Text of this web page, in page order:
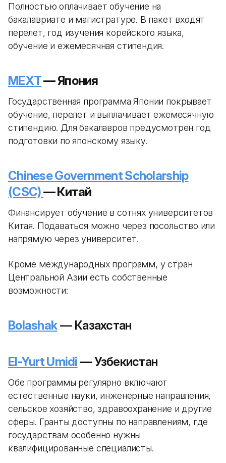
Полностью оплачивает обучение на
бакалавриате и магистратуре. В пакет входят
перелет, год изучения корейского языка,
обучение и ежемесячная стипендия.
MEXT— Япония
Государственная программа Японии покрывает
обучение, перелет и выплачивает ежемесячную
стипендию. Для бакалавров предусмотрен год
подготовки по японскому языку.
Chinese Government Scholarship
(CSC)— Китай
Финансирует обучение в сотнях университетов
Китая. Подаваться можно через посольство или
напрямую через университет.
Кроме международных программ, у стран
Центральной Азии есть собственные
возможности:
Bolashak— Казахстан
El-Yurt Umidi — Узбекистан
Обе программы регулярно включают
естественные науки, инженерные направления,
сельское хозяйство, здравоохранение и другие
сферы. Гранты доступны по направлениям, где
государствам особенно нужны
квалифицированные специалисты.